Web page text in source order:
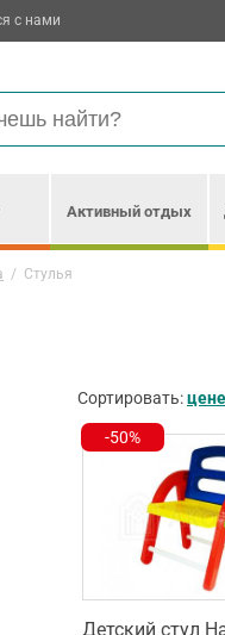
с нами
Активный отдых
/ Стулья
Сортировать:
-50%
Детский стул